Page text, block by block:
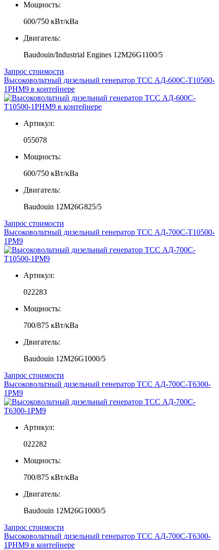
Мощность:
600/750 кВт/кВа
Двигатель:
Baudouin/Industrial Engines 12M26G1100/5
Запрос стоимости
Высоковольтный дизельный генератор ТСС АД-600С-Т10500-
1РНМ9 в контейнере
Артикул:
055078
Мощность:
600/750 кВт/кВа
Двигатель:
Baudouin 12M26G825/5
Запрос стоимости
Высоковольтный дизельный генератор ТСС АД-700С-Т10500-
1РМ9
Артикул:
022283
Мощность:
700/875 кВт/кВа
Двигатель:
Baudouin 12M26G1000/5
Запрос стоимости
Высоковольтный дизельный генератор ТСС АД-700С-Т6300-
1РМ9
Артикул:
022282
Мощность:
700/875 кВт/кВа
Двигатель:
Baudouin 12M26G1000/5
Запрос стоимости
Высоковольтный дизельный генератор ТСС АД-700С-Т6300-
1РНМ9 в контейнере